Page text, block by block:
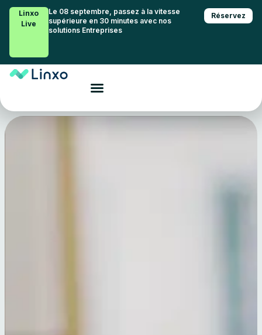
Linxo
Live
Le 08 septembre, passez à la vitesse
supérieure en 30 minutes avec nos
solutions Entreprises
Réservez